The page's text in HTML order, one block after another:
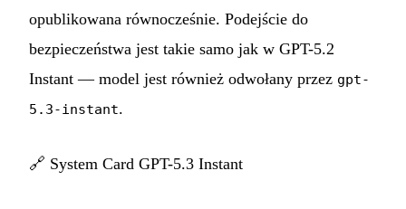
opublikowana równocześnie. Podejście do
bezpieczeństwa jest takie samo jak w GPT-5.2
Instant — model jest również odwołany przez gpt-
5.3-instant.
🔗 System Card GPT-5.3 Instant